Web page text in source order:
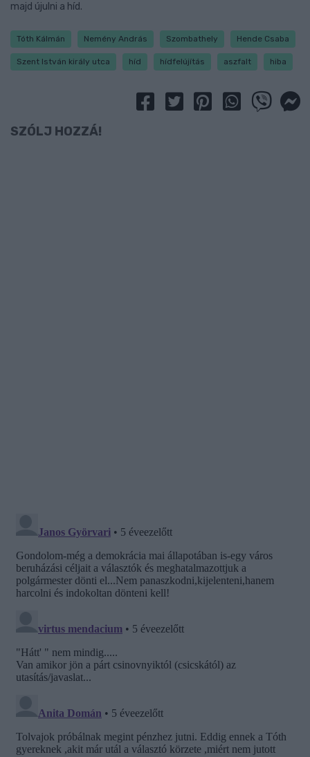
majd újulni a híd.
Tóth Kálmán Nemény András Szombathely Hende Csaba
Szent István király utca híd hídfelújítás aszfalt hiba
SZÓLJ HOZZÁ!